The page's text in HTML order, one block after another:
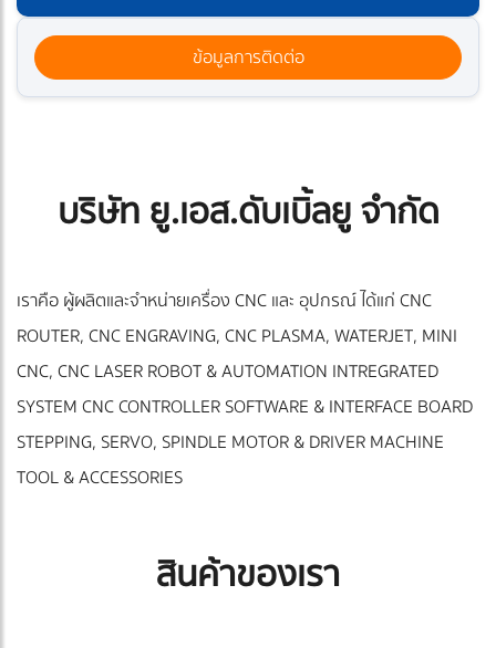
ข้อมูลการติดต่อ
บริษัท ยู.เอส.ดับเบิ้ลยู จำกัด
เราคือ ผู้ผลิตและจำหน่ายเครื่อง CNC และ อุปกรณ์ ได้แก่ CNC
ROUTER, CNC ENGRAVING, CNC PLASMA, WATERJET, MINI
CNC, CNC LASER ROBOT & AUTOMATION INTREGRATED
SYSTEM CNC CONTROLLER SOFTWARE & INTERFACE BOARD
STEPPING, SERVO, SPINDLE MOTOR & DRIVER MACHINE
TOOL & ACCESSORIES
สินค้าของเรา